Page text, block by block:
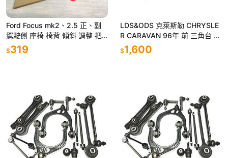
Ford Focus mk2、2.5 正、副
駕駛側 座椅 椅背 傾斜 調整 把
手 拉柄 福特 05-13 黑、灰、米
色
$319
LDS&ODS 克萊斯勒 CHRYSLE
R CARAVAN 96年 前 三角台 三
角架
$1,600